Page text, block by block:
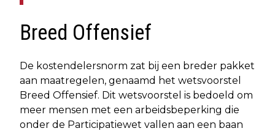
Breed Offensief
De kostendelersnorm zat bij een breder pakket
aan maatregelen, genaamd het wetsvoorstel
Breed Offensief. Dit wetsvoorstel is bedoeld om
meer mensen met een arbeidsbeperking die
onder de Participatiewet vallen aan een baan